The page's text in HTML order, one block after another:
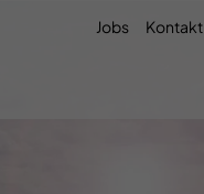
Jobs Kontakt